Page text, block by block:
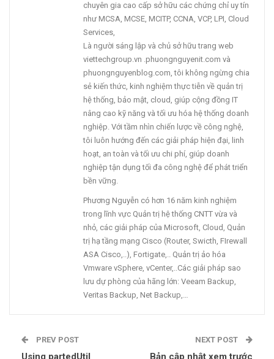
chuyên gia cao cấp sở hữu các chứng chỉ uy tín
như MCSA, MCSE, MCITP, CCNA, VCP, LPI, Cloud
Services,
Là người sáng lập và chủ sở hữu trang web
viettechgroup.vn .phuongnguyenit.com và
phuongnguyenblog.com, tôi không ngừng chia
sẻ kiến thức, kinh nghiệm thực tiễn về quản trị
hệ thống, bảo mật, cloud, giúp cộng đồng IT
nâng cao kỹ năng và tối ưu hóa hệ thống doanh
nghiệp. Với tầm nhìn chiến lược về công nghệ,
tôi luôn hướng đến các giải pháp hiện đại, linh
hoạt, an toàn và tối ưu chi phí, giúp doanh
nghiệp tận dụng tối đa công nghệ để phát triển
bền vững.
Phương Nguyễn có hơn 16 năm kinh nghiệm
trong lĩnh vực Quản trị hệ thống CNTT vừa và
nhỏ, các giải pháp của Microsoft, Cloud, Quản
trị hạ tầng mạng Cisco (Router, Swicth, FIrewall
ASA Cisco,..), Fortigate,.. Quản trị ảo hóa
Vmware vSphere, vCenter,..Các giải pháp sao
lưu dự phòng của hãng lớn: Veeam Backup,
Veritas Backup, Net Backup,…
PREV POST
Using partedUtil
NEXT POST
Bản cập nhật xem trước